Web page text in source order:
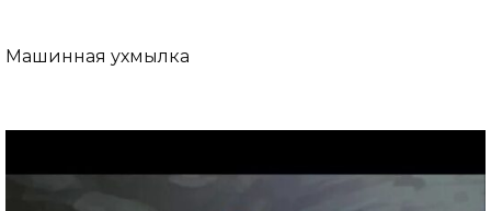
Машинная ухмылка